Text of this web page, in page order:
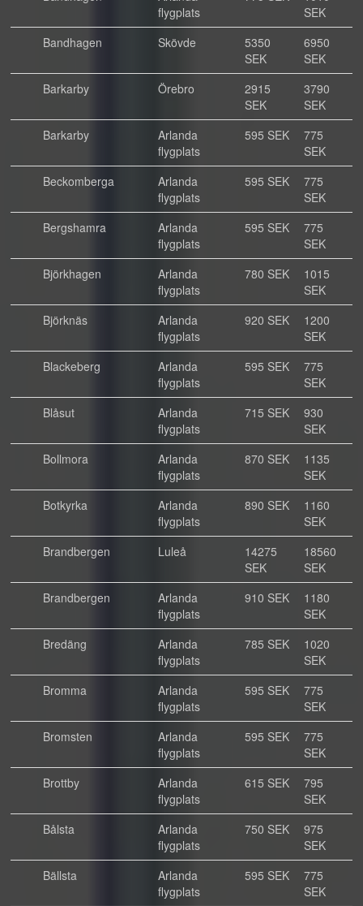
flygplats
SEK
Bandhagen
Skövde
5350
SEK
6950
SEK
Barkarby
Örebro
2915
SEK
3790
SEK
Barkarby
Arlanda
flygplats
595 SEK
775
SEK
Beckomberga
Arlanda
flygplats
595 SEK
775
SEK
Bergshamra
Arlanda
flygplats
595 SEK
775
SEK
Björkhagen
Arlanda
flygplats
780 SEK
1015
SEK
Björknäs
Arlanda
flygplats
920 SEK
1200
SEK
Blackeberg
Arlanda
flygplats
595 SEK
775
SEK
Blåsut
Arlanda
flygplats
715 SEK
930
SEK
Bollmora
Arlanda
flygplats
870 SEK
1135
SEK
Botkyrka
Arlanda
flygplats
890 SEK
1160
SEK
Brandbergen
Luleå
14275
SEK
18560
SEK
Brandbergen
Arlanda
flygplats
910 SEK
1180
SEK
Bredäng
Arlanda
flygplats
785 SEK
1020
SEK
Bromma
Arlanda
flygplats
595 SEK
775
SEK
Bromsten
Arlanda
flygplats
595 SEK
775
SEK
Brottby
Arlanda
flygplats
615 SEK
795
SEK
Bålsta
Arlanda
flygplats
750 SEK
975
SEK
Bällsta
Arlanda
flygplats
595 SEK
775
SEK